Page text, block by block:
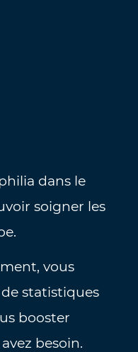
dans le
soigner les
vous
statistiques
booster
besoin.